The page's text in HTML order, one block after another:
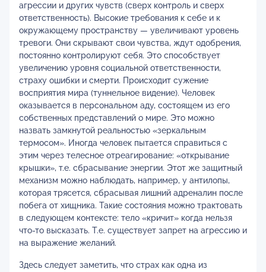
агрессии и других чувств (сверх контроль и сверх
ответственность). Высокие требования к себе и к
окружающему пространству — увеличивают уровень
тревоги. Они скрывают свои чувства, ждут одобрения,
постоянно контролируют себя. Это способствует
увеличению уровня социальной ответственности,
страху ошибки и смерти. Происходит сужение
восприятия мира (туннельное видение). Человек
оказывается в персональном аду, состоящем из его
собственных представлений о мире. Это можно
назвать замкнутой реальностью «зеркальным
термосом». Иногда человек пытается справиться с
этим через телесное отреагирование: «открывание
крышки», т.е. сбрасывание энергии. Этот же защитный
механизм можно наблюдать, например, у антилопы,
которая трясется, сбрасывая лишний адреналин после
побега от хищника. Такие состояния можно трактовать
в следующем контексте: тело «кричит» когда нельзя
что-то высказать. Т.е. существует запрет на агрессию и
на выражение желаний.
Здесь следует заметить, что страх как одна из